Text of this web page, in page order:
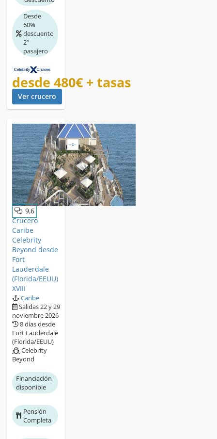
Desde
60%
descuento
2º
pasajero
desde 480€ + tasas
Ver crucero
9,6
Crucero
Caribe
Celebrity
Beyond desde
Fort
Lauderdale
(Florida/EEUU)
XVIII
Caribe
Salidas 22 y 29
noviembre 2026
8 días desde
Fort Lauderdale
(Florida/EEUU)
Celebrity
Beyond
Financiación
disponible
Pensión
Completa